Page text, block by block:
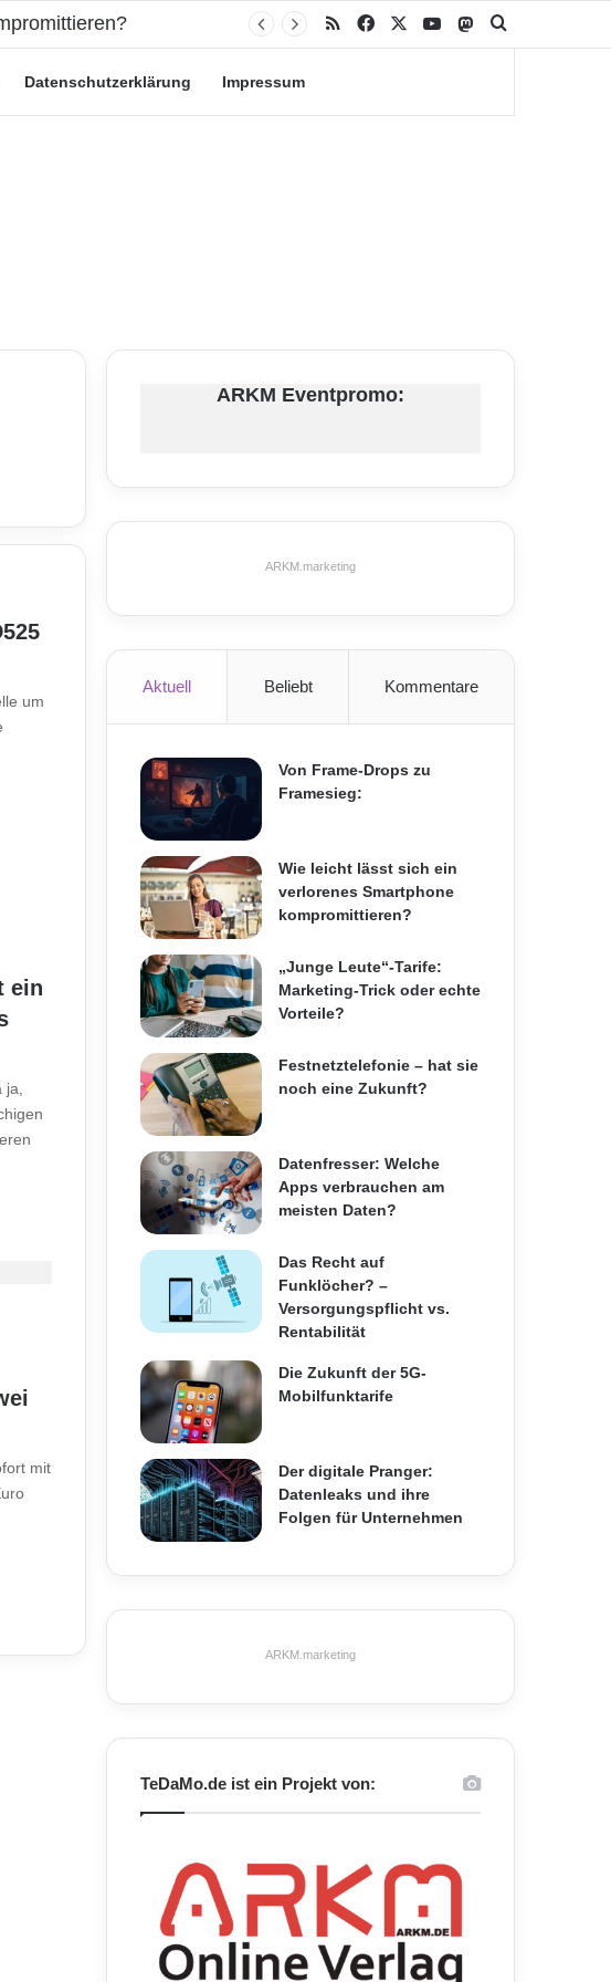
RSS Facebook YouTubeMastodon
Datenschutzerklärung Impressum
um
ein
ja,
mit
ARKM Eventpromo:
ARKM.marketing
Aktuell Beliebt Kommentare
Von Frame-Drops zu
Framesieg:
Wie leicht lässt sich ein
verlorenes Smartphone
kompromittieren?
„Junge Leute“-Tarife:
Marketing-Trick oder echte
Vorteile?
Festnetztelefonie – hat sie
noch eine Zukunft?
Datenfresser: Welche
Apps verbrauchen am
meisten Daten?
Das Recht auf
Funklöcher? –
Versorgungspflicht vs.
Rentabilität
Die Zukunft der 5G-
Mobilfunktarife
Der digitale Pranger:
Datenleaks und ihre
Folgen für Unternehmen
ARKM.marketing
TeDaMo.de ist ein Projekt von: